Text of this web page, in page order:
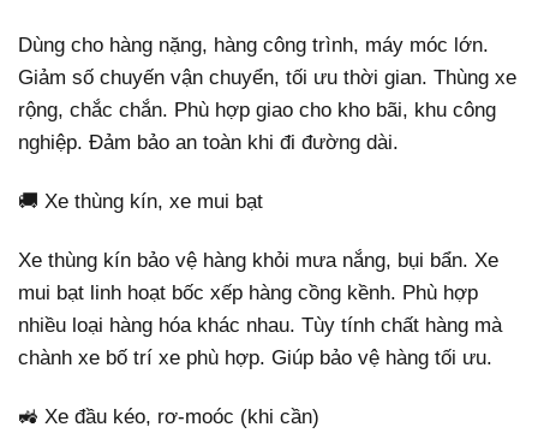
Dùng cho hàng nặng, hàng công trình, máy móc lớn.
Giảm số chuyến vận chuyển, tối ưu thời gian. Thùng xe
rộng, chắc chắn. Phù hợp giao cho kho bãi, khu công
nghiệp. Đảm bảo an toàn khi đi đường dài.
🚚 Xe thùng kín, xe mui bạt
Xe thùng kín bảo vệ hàng khỏi mưa nắng, bụi bẩn. Xe
mui bạt linh hoạt bốc xếp hàng cồng kềnh. Phù hợp
nhiều loại hàng hóa khác nhau. Tùy tính chất hàng mà
chành xe bố trí xe phù hợp. Giúp bảo vệ hàng tối ưu.
🚜 Xe đầu kéo, rơ-moóc (khi cần)